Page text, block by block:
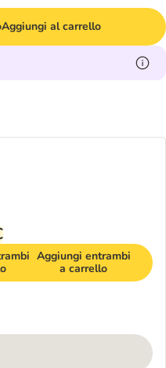
Aggiungi al carrello
Aggiungi entrambi
a carrello